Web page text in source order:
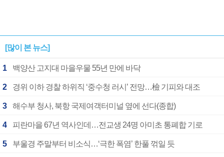
[많이 본 뉴스]
1 백양산 고지대 마을우물 55년 만에 바닥
2 경위 이하 경찰 하위직 ‘중수청 러시’ 전망…檢 기피와 대조
3 해수부 청사, 북항 국제여객터미널 옆에 선다(종합)
4 피란마을 67년 역사인데…전교생 24명 아미초 통폐합 기로
5 부울경 주말부터 비소식…‘극한 폭염’ 한풀 꺾일 듯